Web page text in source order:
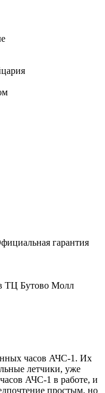
гарантия
ТЦ Бутово Молл
часов АЧС-1. Их
летчики, уже
АЧС-1 в работе, и
простым, но